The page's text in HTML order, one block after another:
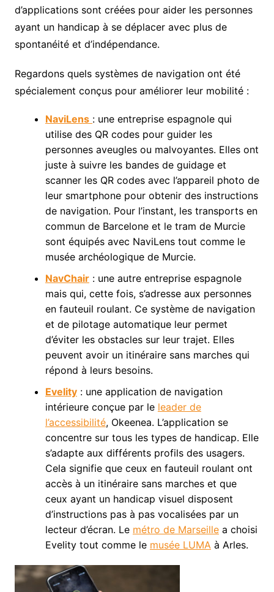
d’applications sont créées pour aider les personnes
ayant un handicap à se déplacer avec plus de
spontanéité et d’indépendance.
Regardons quels systèmes de navigation ont été
spécialement conçus pour améliorer leur mobilité :
NaviLens : une entreprise espagnole qui
utilise des QR codes pour guider les
personnes aveugles ou malvoyantes. Elles ont
juste à suivre les bandes de guidage et
scanner les QR codes avec l’appareil photo de
leur smartphone pour obtenir des instructions
de navigation. Pour l’instant, les transports en
commun de Barcelone et le tram de Murcie
sont équipés avec NaviLens tout comme le
musée archéologique de Murcie.
NavChair: une autre entreprise espagnole
mais qui, cette fois, s’adresse aux personnes
en fauteuil roulant. Ce système de navigation
et de pilotage automatique leur permet
d’éviter les obstacles sur leur trajet. Elles
peuvent avoir un itinéraire sans marches qui
répond à leurs besoins.
Evelity: une application de navigation
intérieure conçue par le leader de
l’accessibilité, Okeenea. L’application se
concentre sur tous les types de handicap. Elle
s’adapte aux différents profils des usagers.
Cela signifie que ceux en fauteuil roulant ont
accès à un itinéraire sans marches et que
ceux ayant un handicap visuel disposent
d’instructions pas à pas vocalisées par un
lecteur d’écran. Le métro de Marseillea choisi
Evelity tout comme le musée LUMAà Arles.